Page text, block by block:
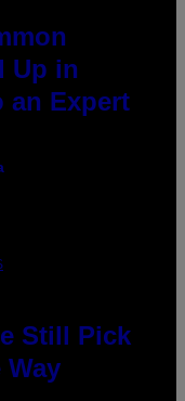
Up in
an Expert
Still Pick
Way